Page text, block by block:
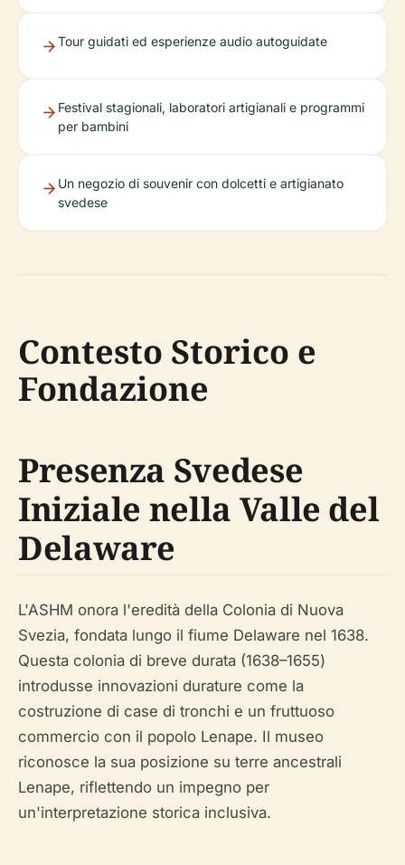
Tour guidati ed esperienze audio autoguidate
Festival stagionali, laboratori artigianali e programmi
per bambini
Un negozio di souvenir con dolcetti e artigianato
svedese
Contesto Storico e
Fondazione
Presenza Svedese
Iniziale nella Valle del
Delaware
L'ASHM onora l'eredità della Colonia di Nuova
Svezia, fondata lungo il fiume Delaware nel 1638.
Questa colonia di breve durata (1638–1655)
introdusse innovazioni durature come la
costruzione di case di tronchi e un fruttuoso
commercio con il popolo Lenape. Il museo
riconosce la sua posizione su terre ancestrali
Lenape, riflettendo un impegno per
un'interpretazione storica inclusiva.